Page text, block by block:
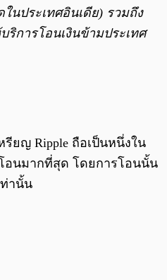
นประเทศอินเดีย) รวมถึง
ริการโอนเงินข้ามประเทศ
รียญ Ripple ถือเป็นหนึ่งใน
อนมากที่สุด โดยการโอนนั้น
ท่านั้น